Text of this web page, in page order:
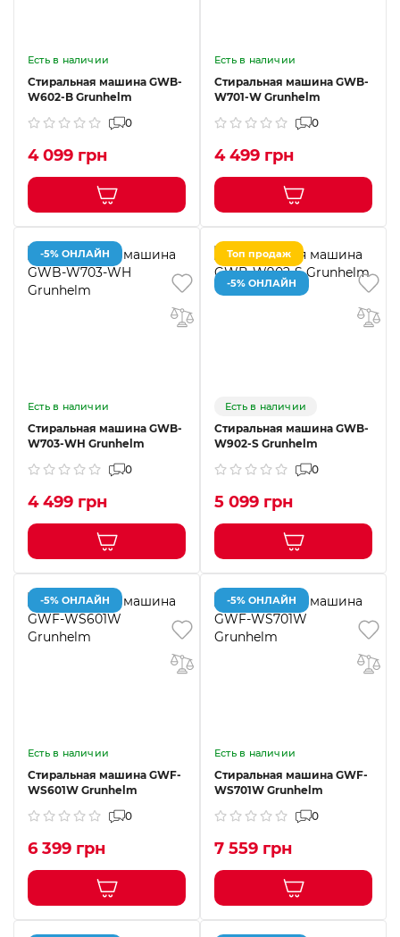
Есть в наличии
Стиральная машина GWB-
W602-B Grunhelm
0
4 099 грн
Есть в наличии
Стиральная машина GWB-
W701-W Grunhelm
0
4 499 грн
-5% ОНЛАЙН
Есть в наличии
Стиральная машина GWB-
W703-WH Grunhelm
0
4 499 грн
Топ продаж
-5% ОНЛАЙН
Есть в наличии
Стиральная машина GWB-
W902-S Grunhelm
0
5 099 грн
-5% ОНЛАЙН
Есть в наличии
Стиральная машина GWF-
WS601W Grunhelm
0
6 399 грн
-5% ОНЛАЙН
Есть в наличии
Стиральная машина GWF-
WS701W Grunhelm
0
7 559 грн